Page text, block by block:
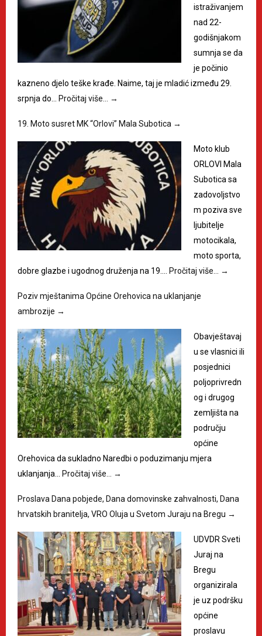
istraživanjem
nad 22-
godišnjakom
sumnja se da
je počinio
kazneno djelo teške krađe. Naime, taj je mladić između 29.
srpnja do…
Pročitaj više… →
19. Moto susret MK “Orlovi” Mala Subotica →
Moto klub
ORLOVI Mala
Subotica sa
zadovoljstvo
m poziva sve
ljubitelje
motocikala,
moto sporta,
dobre glazbe i ugodnog druženja na 19.…
Pročitaj više… →
Poziv mještanima Općine Orehovica na uklanjanje
ambrozije →
Obavještavaj
u se vlasnici ili
posjednici
poljoprivredn
og i drugog
zemljišta na
području
općine
Orehovica da sukladno Naredbi o poduzimanju mjera
uklanjanja…
Pročitaj više… →
Proslava Dana pobjede, Dana domovinske zahvalnosti, Dana
hrvatskih branitelja, VRO Oluja u Svetom Juraju na Bregu →
UDVDR Sveti
Juraj na
Bregu
organizirala
je uz podršku
općine
proslavu